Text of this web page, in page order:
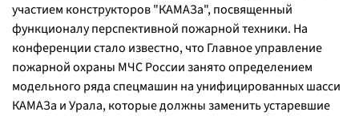
участием конструкторов "КАМАЗа", посвященный
функционалу перспективной пожарной техники. На
конференции стало известно, что Главное управление
пожарной охраны МЧС России занято определением
модельного ряда спецмашин на унифицированных шасси
КАМАЗа и Урала, которые должны заменить устаревшие